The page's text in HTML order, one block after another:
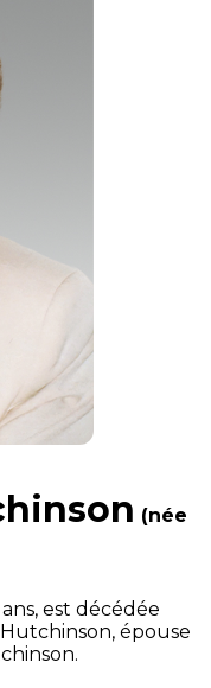
(née
est décédée
épouse